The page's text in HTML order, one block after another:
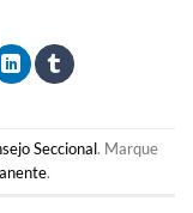
Seccional. Marque
.